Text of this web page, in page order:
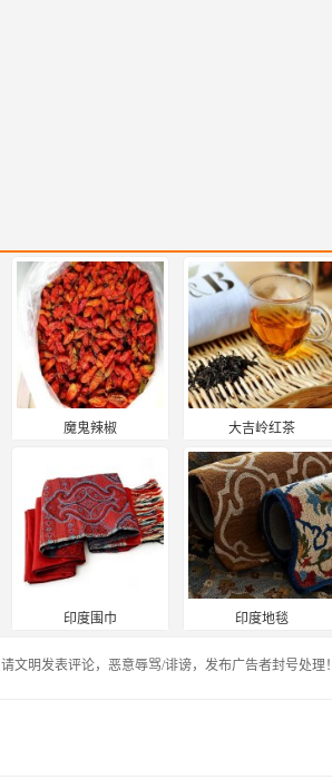
魔鬼辣椒 大吉岭红茶
印度围巾 印度地毯
请文明发表评论，恶意辱骂/诽谤，发布广告者封号处理！